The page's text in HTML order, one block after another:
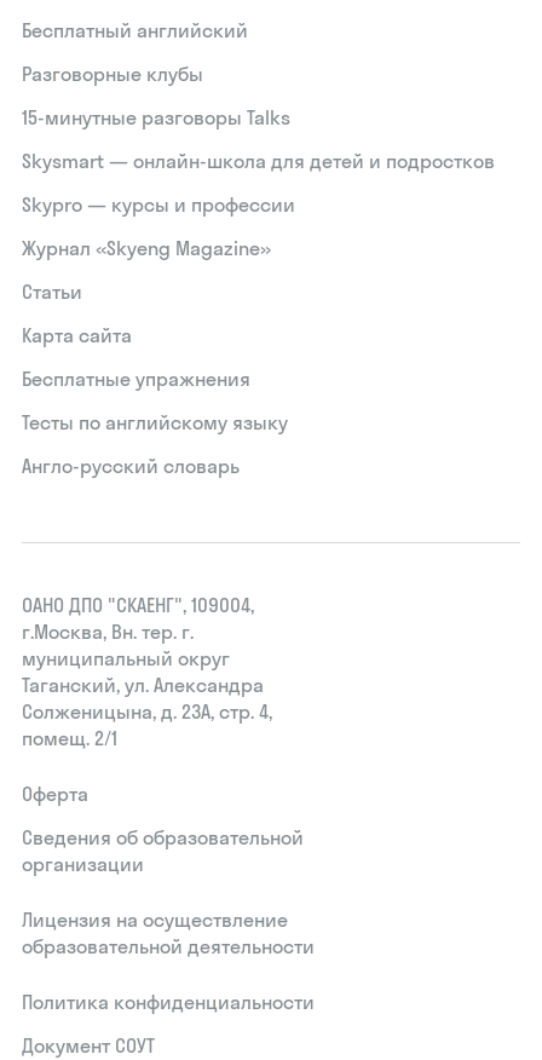
Бесплатный английский
Разговорные клубы
15‑минутные разговоры Talks
Skysmart — онлайн-школа для детей и подростков
Skypro — курсы и профессии
Журнал «Skyeng Magazine»
Статьи
Карта сайта
Бесплатные упражнения
Тесты по английскому языку
Англо-русский словарь
ОАНО ДПО "СКАЕНГ", 109004,
г.Москва, Вн. тер. г.
муниципальный округ
Таганский, ул. Александра
Солженицына, д. 23А, стр. 4,
помещ. 2/1
Оферта
Сведения об образовательной
организации
Лицензия на осуществление
образовательной деятельности
Политика конфиденциальности
Документ СОУТ